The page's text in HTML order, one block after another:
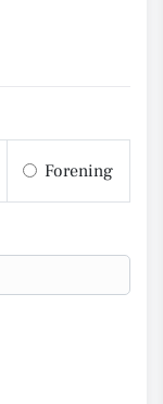
Forening